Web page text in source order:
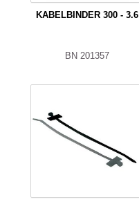
KABELBINDER 300 - 3.6
BN 201357